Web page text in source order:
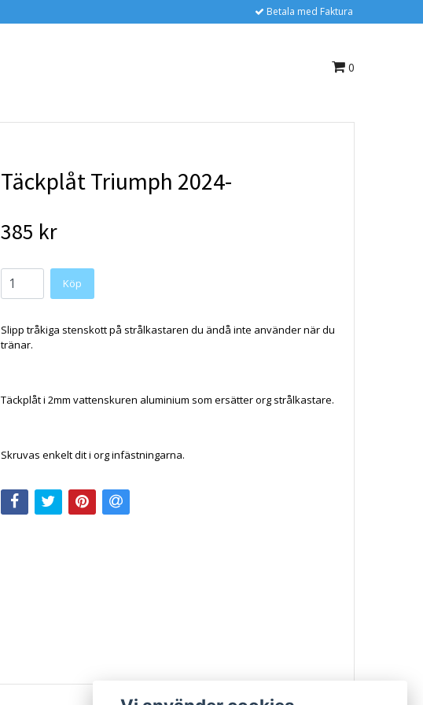
Betala med Faktura
0
Täckplåt Triumph 2024-
385 kr
Köp
Slipp tråkiga stenskott på strålkastaren du ändå inte använder när du
tränar.
Täckplåt i 2mm vattenskuren aluminium som ersätter org strålkastare.
Skruvas enkelt dit i org infästningarna.